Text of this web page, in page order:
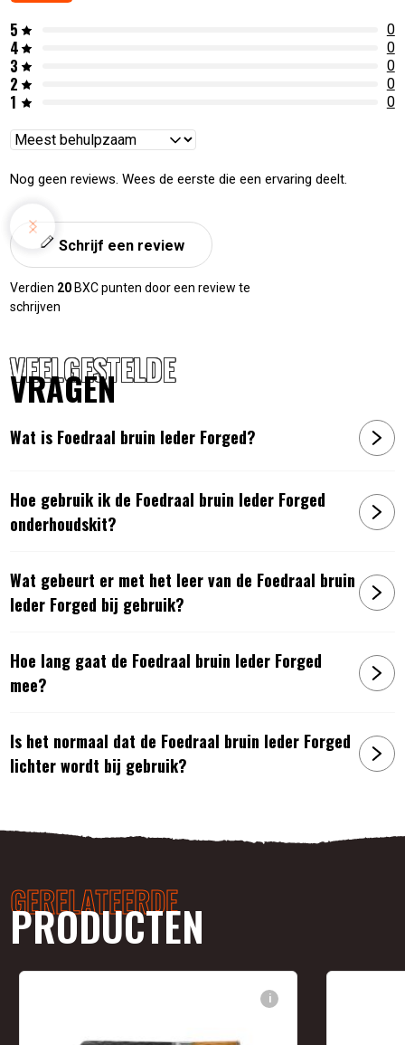
5 0
4 0
3 0
2 0
1 0
Reviews
Nog geen reviews. Wees de eerste die een ervaring deelt.
Schrijf een review
Verdien 20 BXC punten door een review te
schrijven
VEELGESTELDE
VRAGEN
Wat is Foedraal bruin leder Forged?
Hoe gebruik ik de Foedraal bruin leder Forged
onderhoudskit?
Wat gebeurt er met het leer van de Foedraal bruin
leder Forged bij gebruik?
Hoe lang gaat de Foedraal bruin leder Forged
mee?
Is het normaal dat de Foedraal bruin leder Forged
lichter wordt bij gebruik?
GERELATEERDE
PRODUCTEN
i